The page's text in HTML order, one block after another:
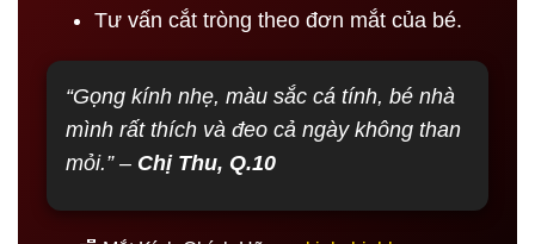
Tư vấn cắt tròng theo đơn mắt của bé.
“Gọng kính nhẹ, màu sắc cá tính, bé nhà
mình rất thích và đeo cả ngày không than
mỏi.” – Chị Thu, Q.10